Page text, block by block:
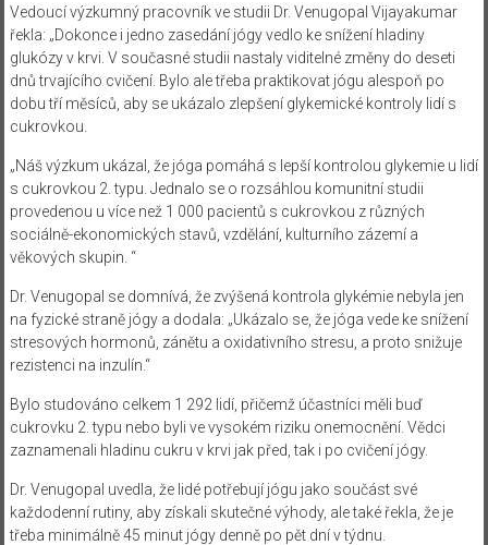
Vedoucí výzkumný pracovník ve studii Dr. Venugopal Vijayakumar
řekla: „Dokonce i jedno zasedání jógy vedlo ke snížení hladiny
glukózy v krvi. V současné studii nastaly viditelné změny do deseti
dnů trvajícího cvičení. Bylo ale třeba praktikovat jógu alespoň po
dobu tří měsíců, aby se ukázalo zlepšení glykemické kontroly lidí s
cukrovkou.
„Náš výzkum ukázal, že jóga pomáhá s lepší kontrolou glykemie u lidí
s cukrovkou 2. typu. Jednalo se o rozsáhlou komunitní studii
provedenou u více než 1 000 pacientů s cukrovkou z různých
sociálně-ekonomických stavů, vzdělání, kulturního zázemí a
věkových skupin. “
Dr. Venugopal se domnívá, že zvýšená kontrola glykémie nebyla jen
na fyzické straně jógy a dodala: „Ukázalo se, že jóga vede ke snížení
stresových hormonů, zánětu a oxidativního stresu, a proto snižuje
rezistenci na inzulín.“
Bylo studováno celkem 1 292 lidí, přičemž účastníci měli buď
cukrovku 2. typu nebo byli ve vysokém riziku onemocnění. Vědci
zaznamenali hladinu cukru v krvi jak před, tak i po cvičení jógy.
Dr. Venugopal uvedla, že lidé potřebují jógu jako součást své
každodenní rutiny, aby získali skutečné výhody, ale také řekla, že je
třeba minimálně 45 minut jógy denně po pět dní v týdnu.